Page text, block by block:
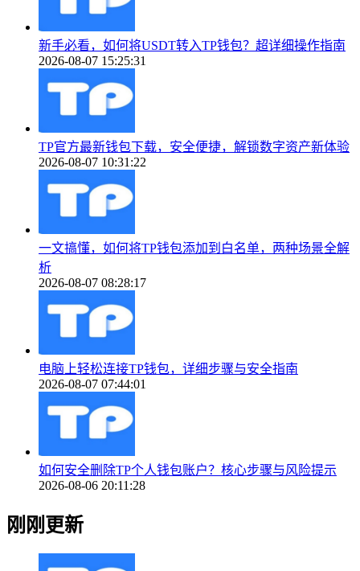
新手必看，如何将USDT转入TP钱包？超详细操作指南
2026-08-07 15:25:31
TP官方最新钱包下载，安全便捷，解锁数字资产新体验
2026-08-07 10:31:22
一文搞懂，如何将TP钱包添加到白名单，两种场景全解
析
2026-08-07 08:28:17
电脑上轻松连接TP钱包，详细步骤与安全指南
2026-08-07 07:44:01
如何安全删除TP个人钱包账户？核心步骤与风险提示
2026-08-06 20:11:28
刚刚更新